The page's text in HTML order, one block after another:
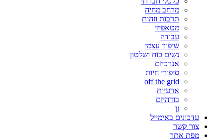
מרחב מחיה
תרבות וזהות
מטאפיזי
עבודה
שיפור עצמי
נשים כוח ושלטון
אנרכיזם
סיפורי חיות
off the grid
ארעיות
בודהיזם
זן
עדכונים באימייל
צור קשר
מפת אתר